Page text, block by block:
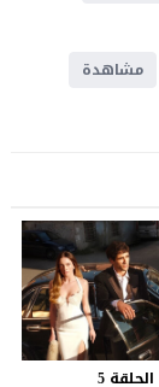
مشاهدة
الحلقة 5